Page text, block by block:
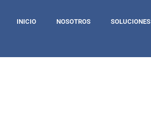
INICIO NOSOTROS SOLUCIONES